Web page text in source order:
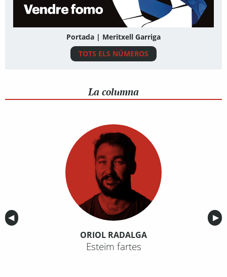
Portada | Meritxell Garriga
TOTS ELS NÚMEROS
La columna
Anterior
◀︎ ▶︎
ORIOL RADALGA
Esteim fartes